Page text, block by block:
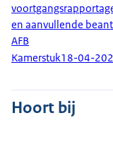
en aanvullende
AFB
Kamerstuk18-04-
Hoort bij